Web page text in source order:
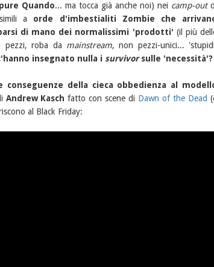
Quando... ma tocca già anche noi) nei camp-out
a orde d'imbestialiti Zombie che
di mano dei normalissimi 'prodotti' (il più
pezzi, roba da mainstream, non pezzi-unici...
insegnato nulla i survivorsulle 'necessità'?
conseguenze della cieca obbedienza al
Andrew Kasch fatto con scene di Dawn of the Dead
al Black Friday: